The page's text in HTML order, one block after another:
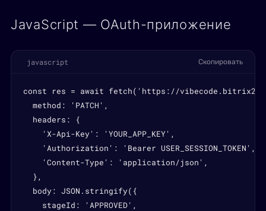
JavaScript — OAuth-приложение
javascript Скопировать
const res = await fetch('https://
  method: 'PATCH',
  headers: {
    'X-Api-Key': 'YOUR_APP_KEY',
    'Authorization': 'Bearer USER_SESSION_TOKEN',
    'Content-Type': 'application/json',
  },
  body: JSON.stringify({
    stageId: 'APPROVED',